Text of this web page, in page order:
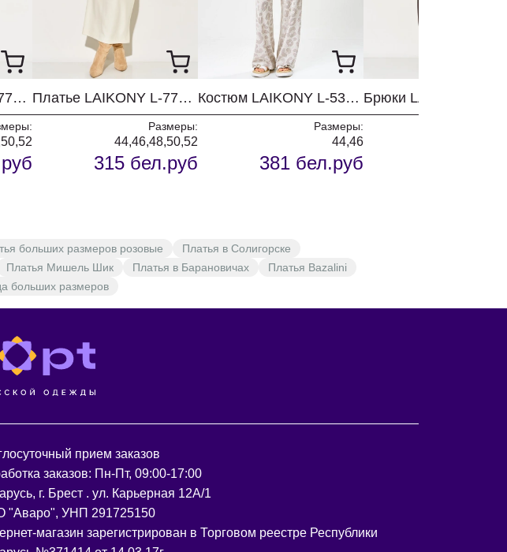
Платье LAIKONY L-774 бежевый+шоколад Платье LAIKONY L-774-1 молочный
Размеры:
44,46,48,50,52
315 бел.руб
Костюм LAIKONY L-533 леопард
Размеры:
44,46
381 бел.руб
больших размеров розовые
Платья в Солигорске
Платья Мишель Шик Платья в Барановичах
Платья Bazalini
больших размеров
прием заказов
заказов: Пн-Пт, 09:00-17:00
г. Брест . ул. Карьерная 12А/1
"Аваро", УНП 291725150
магазин зарегистрирован в Торговом реестре Республики